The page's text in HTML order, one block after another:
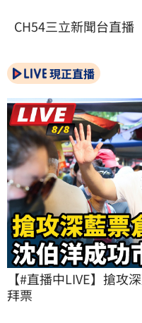
CH54三立新聞台直播
現正直播
【#直播中LIVE】搶攻
拜票